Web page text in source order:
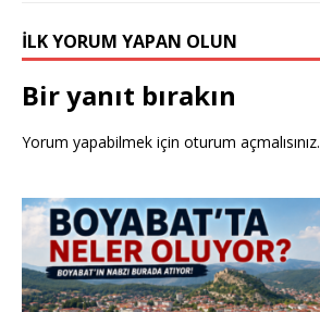
İLK YORUM YAPAN OLUN
Bir yanıt bırakın
Yorum yapabilmek için oturum açmalısınız.